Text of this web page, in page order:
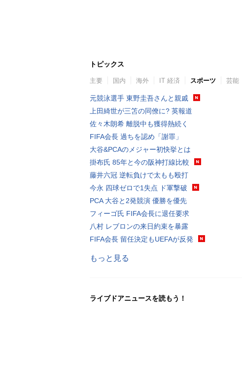
トピックス
主要 国内 海外 IT 経済 スポーツ 芸能
元競泳選手 東野圭吾さんと親戚
上田綺世が三笘の同僚に? 英報道
佐々木朗希 離脱中も獲得熱続く
FIFA会長 過ちを認め「謝罪」
大谷&PCAのメジャー初快挙とは
掛布氏 85年と今の阪神打線比較
藤井六冠 逆転負けで太もも殴打
今永 四球ゼロで1失点 ド軍撃破
PCA 大谷と2発競演 優勝を優先
フィーゴ氏 FIFA会長に退任要求
八村 レブロンの来日約束を暴露
FIFA会長 留任決定もUEFAが反発
もっと見る
ライブドアニュースを読もう！